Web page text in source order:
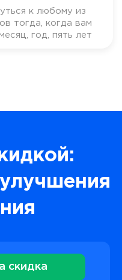
к любому из
тогда, когда вам
год, пять лет
скидка